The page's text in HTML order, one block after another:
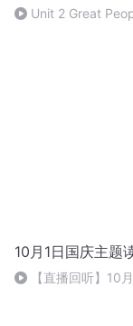
Unit 2 Great
10月1日国庆主题
【直播回听】10